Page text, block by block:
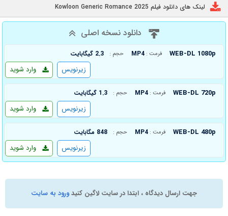
لینک های دانلود فیلم Kowloon Generic Romance 2025
دانلود نسخه اصلی
WEB-DL 1080p فرمت : MP4 حجم : 2.3 گیگابایت
وارد شوید زیرنویس
WEB-DL 720p فرمت : MP4 حجم : 1.3 گیگابایت
وارد شوید زیرنویس
WEB-DL 480p فرمت : MP4 حجم : 848 مگابایت
وارد شوید زیرنویس
جهت ارسال دیدگاه ، ابتدا در سایت لاگین کنیدورود به سایت